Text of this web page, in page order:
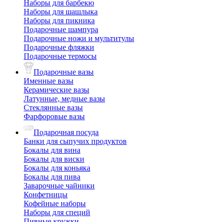
Наборы для барбекю
Наборы для шашлыка
Наборы для пикника
Подарочные шампура
Подарочные ножи и мультитулы
Подарочные фляжки
Подарочные термосы
Подарочные вазы
Именные вазы
Керамические вазы
Латунные, медные вазы
Стеклянные вазы
Фарфоровые вазы
Подарочная посуда
Банки для сыпучих продуктов
Бокалы для вина
Бокалы для виски
Бокалы для коньяка
Бокалы для пива
Заварочные чайники
Конфетницы
Кофейные наборы
Наборы для специй